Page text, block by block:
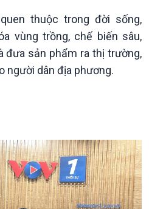
Thế giới
Biên cương - Một dải vững
bền
thuộc trong đời sống,
vùng trồng, chế biến sâu,
đưa sản phẩm ra thị trường,
người dân địa phương.